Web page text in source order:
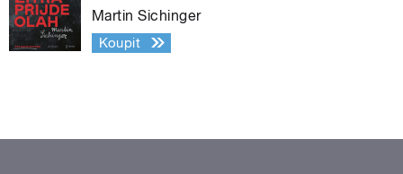
Martin Sichinger
Koupit